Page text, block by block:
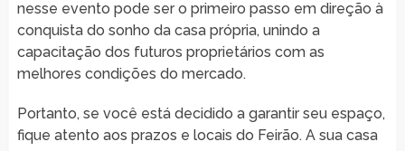
nesse evento pode ser o primeiro passo em direção à
conquista do sonho da casa própria, unindo a
capacitação dos futuros proprietários com as
melhores condições do mercado.
Portanto, se você está decidido a garantir seu espaço,
fique atento aos prazos e locais do Feirão. A sua casa